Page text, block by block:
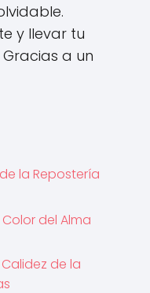
y llevar tu
a un
la Repostería
del Alma
de la